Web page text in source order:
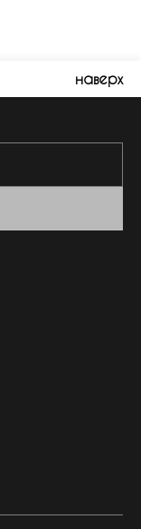
наверх